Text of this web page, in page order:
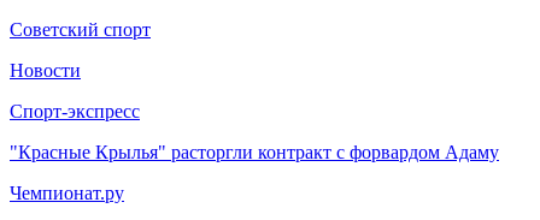
Советский спорт
Новости
Спорт-экспресс
"Красные Крылья" расторгли контракт с форвардом Адаму
Чемпионат.ру